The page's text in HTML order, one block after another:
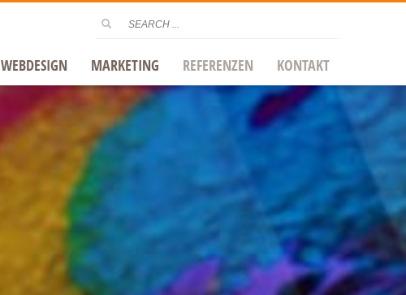
WEBDESIGN MARKETING REFERENZEN KONTAKT